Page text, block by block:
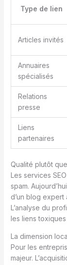
Type de lien
Articles invités
Annuaires
spécialisés
Relations
presse
Liens
partenaires
Qualité plutôt
Les services
spam.
d’un blog
L’analyse du
les liens
La dimension
Pour les
majeur.